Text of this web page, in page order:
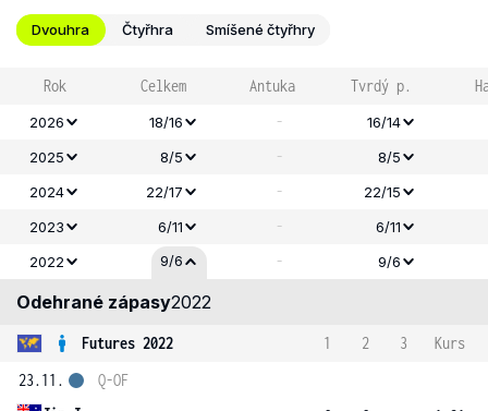
Dvouhra Čtyřhra Smíšené čtyřhry
Rok Celkem Antuka Tvrdý p.
2026 18/16 - 16/14
2025
8/5 -
8/5
2024
22/17 -
22/15
2023
6/11 -
6/11
2022
9/6 - 9/6
Odehrané zápasy2022
Futures 2022 1 2 3
Kurs
23.11.
Q-OF